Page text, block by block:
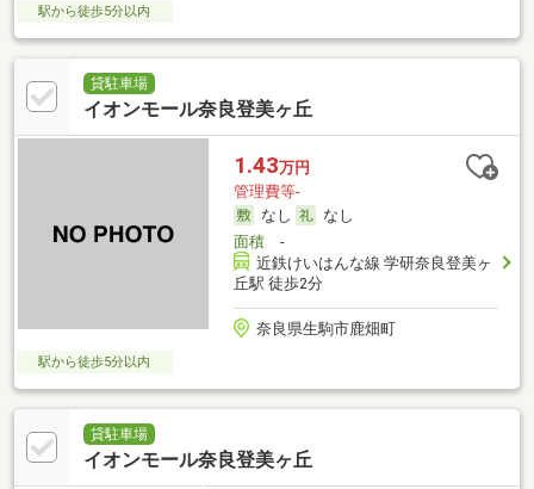
駅から徒歩5分以内
貸駐車場
イオンモール奈良登美ヶ丘
1.43万円
管理費等-
なし
なし
面積-
近鉄けいはんな線 学研奈良登美ヶ
丘駅 徒歩2分
奈良県生駒市鹿畑町
駅から徒歩5分以内
貸駐車場
イオンモール奈良登美ヶ丘